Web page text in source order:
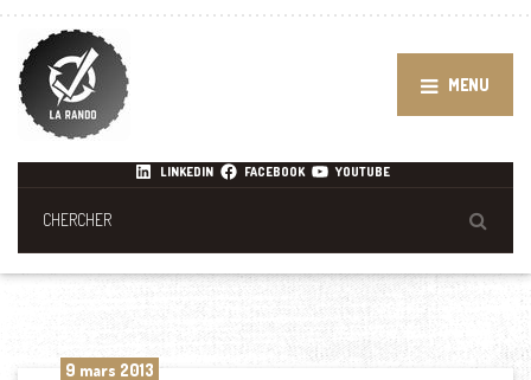
MENU
LINKEDIN FACEBOOK YOUTUBE
9 mars 2013